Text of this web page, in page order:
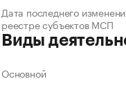
Дата последнего
реестре субъектов МСП
Виды
Основной